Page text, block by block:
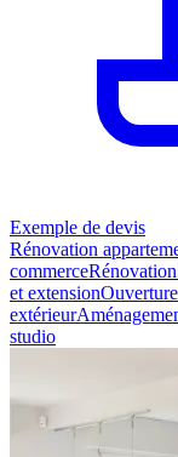
Exemple de devis
Rénovation
commerce
et extension
extérieur
studio